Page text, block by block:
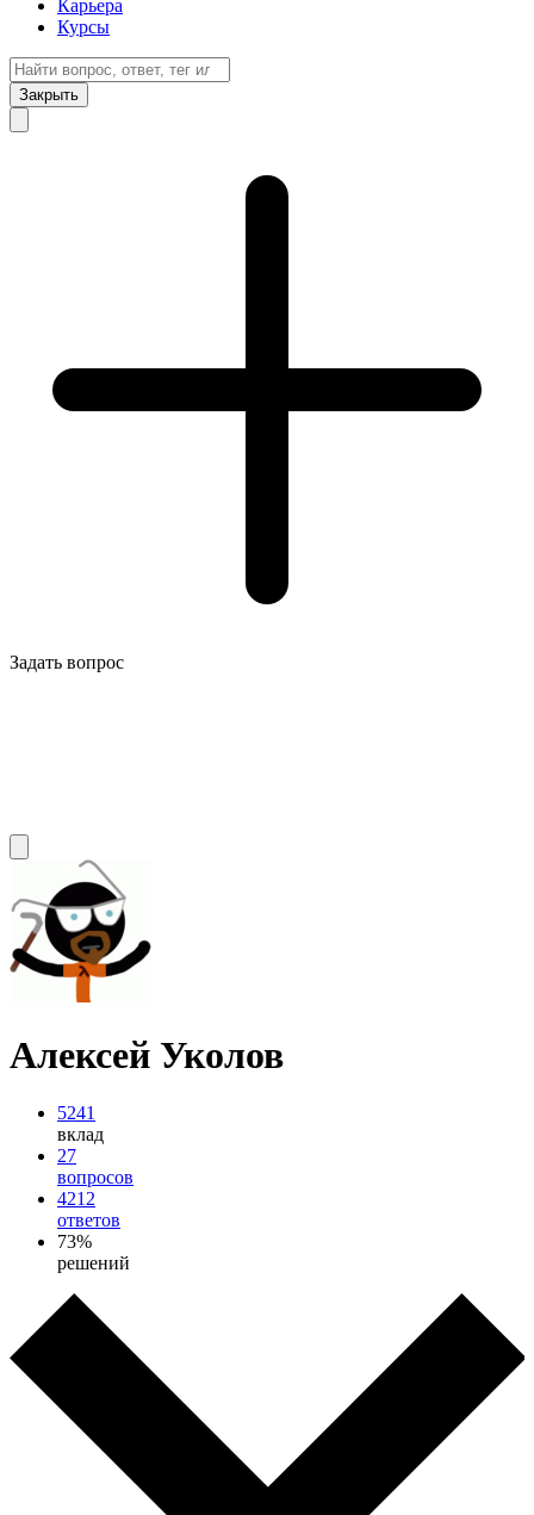
Карьера
Курсы
Закрыть
Задать вопрос
Алексей Уколов
5241
вклад
27
вопросов
4212
ответов
73%
решений